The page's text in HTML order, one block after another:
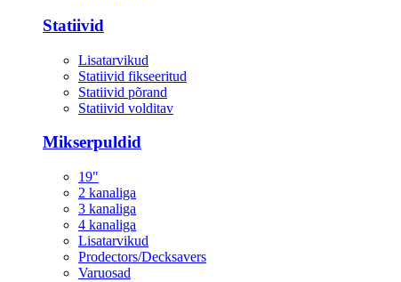
Statiivid
Lisatarvikud
Statiivid fikseeritud
Statiivid põrand
Statiivid volditav
Mikserpuldid
19"
2 kanaliga
3 kanaliga
4 kanaliga
Lisatarvikud
Prodectors/Decksavers
Varuosad